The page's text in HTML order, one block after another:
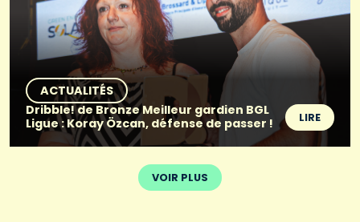
ACTUALITÉS
Dribble! de Bronze Meilleur gardien BGL
Ligue : Koray Özcan, défense de passer !
LIRE
VOIR PLUS